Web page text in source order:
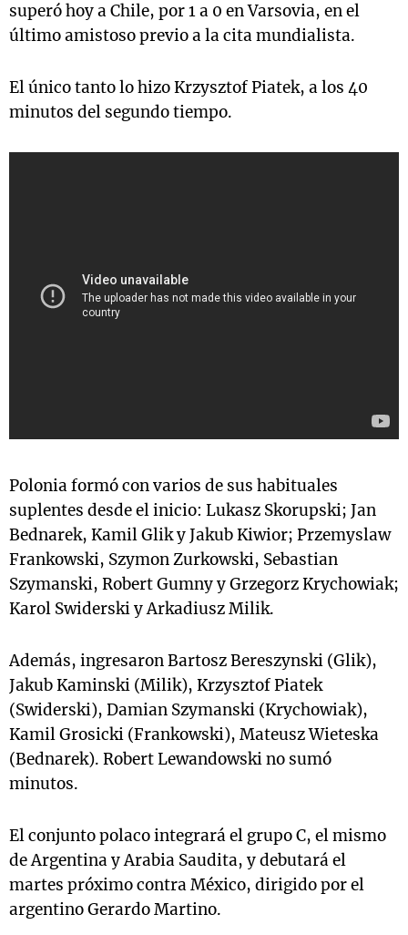
superó hoy a Chile, por 1 a 0 en Varsovia, en el
último amistoso previo a la cita mundialista.
El único tanto lo hizo Krzysztof Piatek, a los 40
minutos del segundo tiempo.
Polonia formó con varios de sus habituales
suplentes desde el inicio: Lukasz Skorupski; Jan
Bednarek, Kamil Glik y Jakub Kiwior; Przemyslaw
Frankowski, Szymon Zurkowski, Sebastian
Szymanski, Robert Gumny y Grzegorz Krychowiak;
Karol Swiderski y Arkadiusz Milik.
Además, ingresaron Bartosz Bereszynski (Glik),
Jakub Kaminski (Milik), Krzysztof Piatek
(Swiderski), Damian Szymanski (Krychowiak),
Kamil Grosicki (Frankowski), Mateusz Wieteska
(Bednarek). Robert Lewandowski no sumó
minutos.
El conjunto polaco integrará el grupo C, el mismo
de Argentina y Arabia Saudita, y debutará el
martes próximo contra México, dirigido por el
argentino Gerardo Martino.